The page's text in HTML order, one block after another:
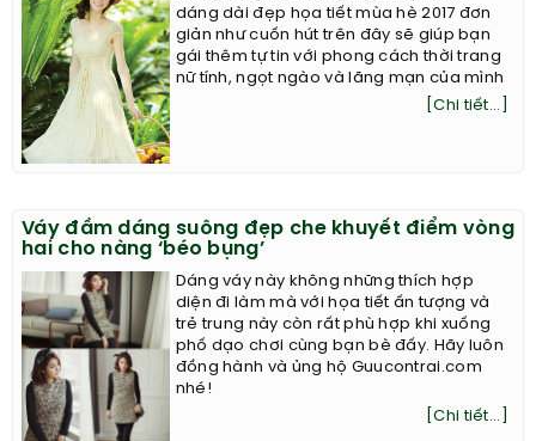
dáng dài đẹp họa tiết mùa hè 2017 đơn
giản như cuốn hút trên đây sẽ giúp bạn
gái thêm tự tin với phong cách thời trang
nữ tính, ngọt ngào và lãng mạn của mình
[Chi tiết...]
Váy đầm dáng suông đẹp che khuyết điểm vòng
hai cho nàng ‘béo bụng’
Dáng váy này không những thích hợp
diện đi làm mà với họa tiết ấn tượng và
trẻ trung này còn rất phù hợp khi xuống
phố dạo chơi cùng bạn bè đấy. Hãy luôn
đồng hành và ủng hộ Guucontrai.com
nhé!
[Chi tiết...]